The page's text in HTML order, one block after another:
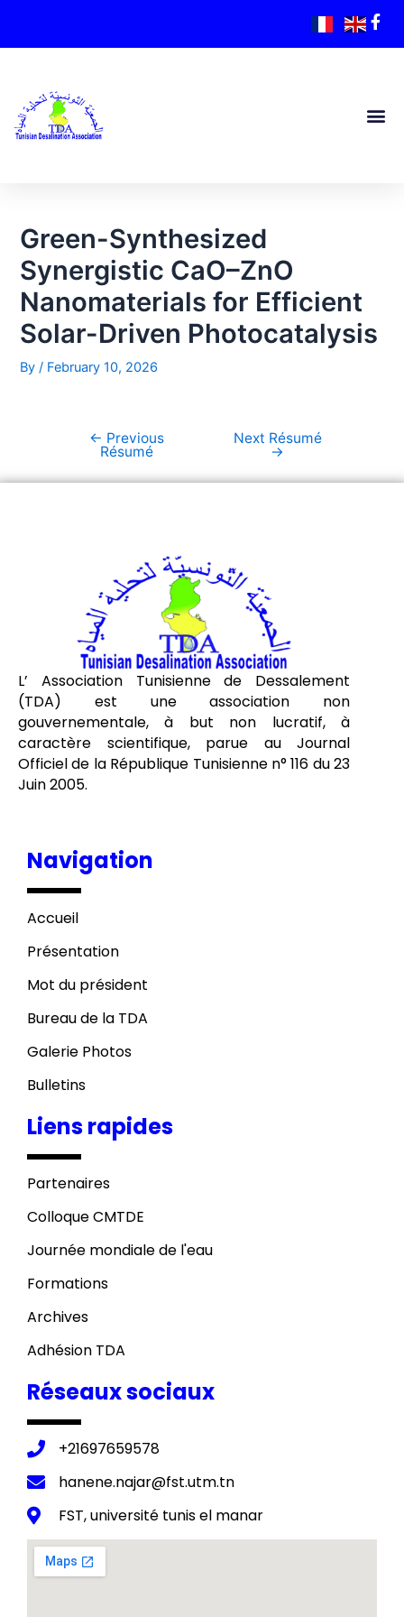
Green-Synthesized
Synergistic CaO–ZnO
Nanomaterials for Efficient
Solar-Driven Photocatalysis
By/ February 10, 2026
← Previous
Résumé
Next Résumé
→
L’ Association Tunisienne de Dessalement
(TDA) est une association non
gouvernementale, à but non lucratif, à
caractère scientifique, parue au Journal
Officiel de la République Tunisienne n° 116 du 23
Juin 2005.
Navigation
Accueil
Présentation
Mot du président
Bureau de la TDA
Galerie Photos
Bulletins
Liens rapides
Partenaires
Colloque CMTDE
Journée mondiale de l'eau
Formations
Archives
Adhésion TDA
Réseaux sociaux
+21697659578
hanene.najar@fst.utm.tn
FST, université tunis el manar